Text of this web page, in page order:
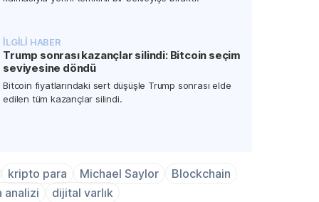
İLGİLİ HABER
Trump sonrası kazançlar silindi: Bitcoin seçim
seviyesine döndü
Bitcoin fiyatlarındaki sert düşüşle Trump sonrası elde
edilen tüm kazançlar silindi.
kripto para Michael Saylor
Blockchain
analizi
dijital varlık